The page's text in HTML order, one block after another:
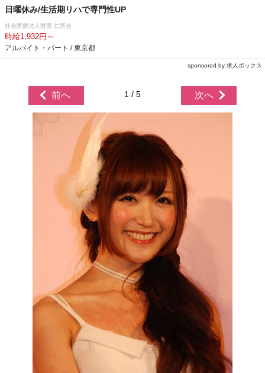
日曜休み/生活期リハで専門性UP
社会医療法人財団 仁医会
時給1,932円～
アルバイト・パート / 東京都
sponsored by 求人ボックス
前へ 1 / 5 次へ